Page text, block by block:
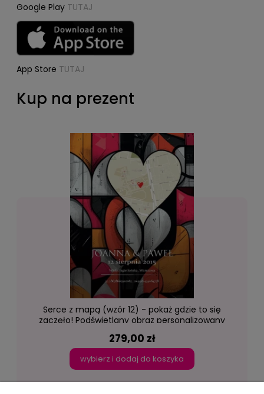
Google Play TUTAJ
App Store TUTAJ
Kup na prezent
Serce z mapą (wzór 12) - pokaż gdzie to się
zaczęło! Podświetlany obraz personalizowany
279,00 zł
wybierz i dodaj do koszyka